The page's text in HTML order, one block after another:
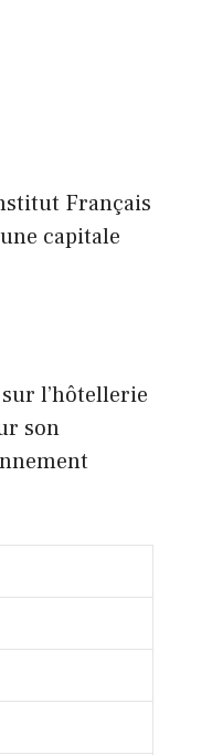
Français
capitale
l’hôtellerie
son